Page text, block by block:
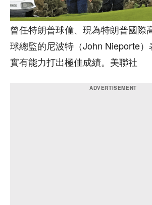
曾任特朗普球僮、現為特朗普國際
球總監的尼波特（John Nieporte
實有能力打出極佳成績。美聯社